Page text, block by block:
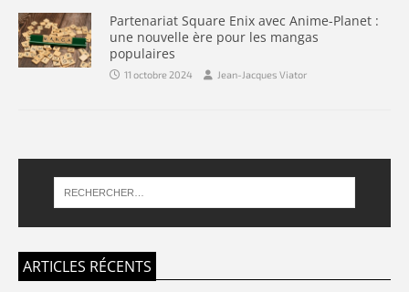
Partenariat Square Enix avec Anime-Planet :
une nouvelle ère pour les mangas
populaires
11 octobre 2024 Jean-Jacques Viator
ARTICLES RÉCENTS